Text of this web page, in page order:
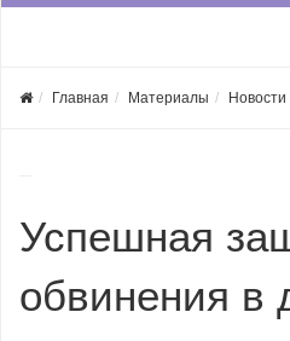
Главная Материалы Новости
Успешная
обвинения в